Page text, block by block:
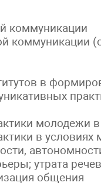
коммуникации
коммуникации
в
молодежи
в условиях
утрата
общения